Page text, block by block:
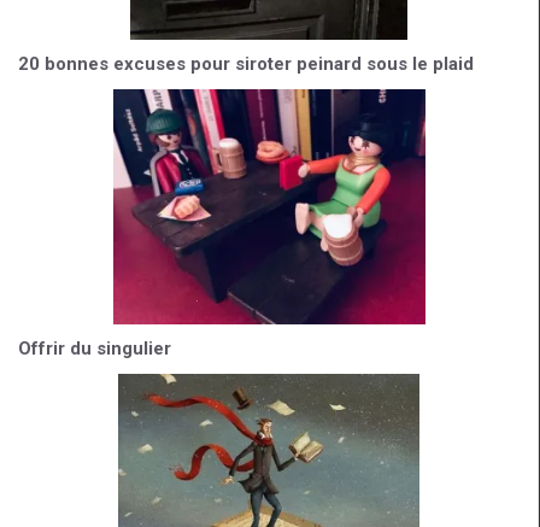
20 bonnes excuses pour siroter peinard sous le plaid
Offrir du singulier